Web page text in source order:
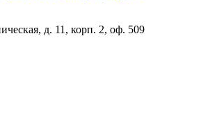
д. 11, корп. 2, оф. 509